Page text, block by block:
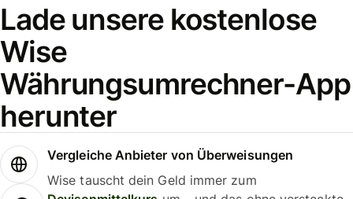
Lade unsere kostenlose
Wise
Währungsumrechner-App
herunter
Vergleiche Anbieter von Überweisungen
Wise tauscht dein Geld immer zum